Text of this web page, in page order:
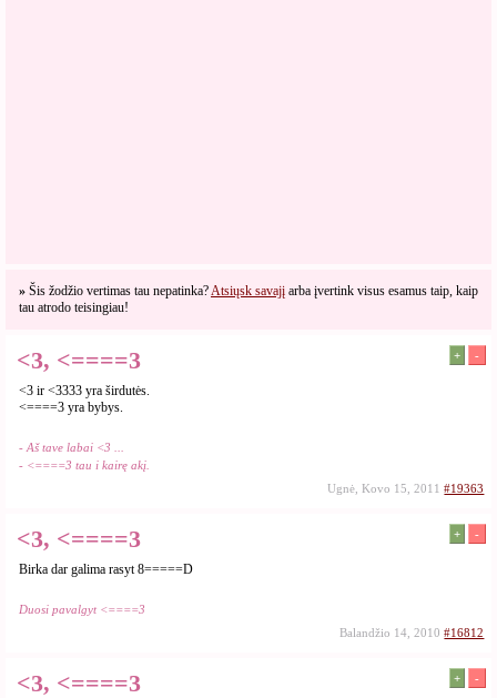
» Šis žodžio vertimas tau nepatinka?Atsiųsk savajį arba įvertink visus esamus taip, kaip
tau atrodo teisingiau!
<3, <====3 + -
<3 ir <3333 yra širdutės.
<====3 yra bybys.
- Aš tave labai <3 ...
- <====3 tau i kairę akį.
Ugnė, Kovo 15, 2011#19363
<3, <====3 + -
Birka dar galima rasyt 8=====D
Duosi pavalgyt <====3
Balandžio 14, 2010#16812
<3, <====3 + -